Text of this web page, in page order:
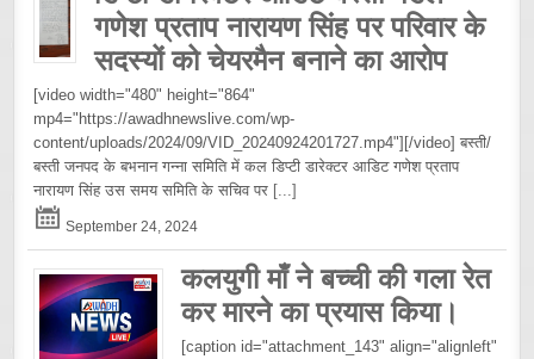
गणेश प्रताप नारायण सिंह पर परिवार के
सदस्यों को चेयरमैन बनाने का आरोप
[video width="480" height="864"
mp4="https://awadhnewslive.com/wp-
content/uploads/2024/09/VID_20240924201727.mp4"][/video] बस्ती/
बस्ती जनपद के बभनान गन्ना समिति में कल डिप्टी डारेक्टर आडिट गणेश प्रताप
नारायण सिंह उस समय समिति के सचिव पर [...]
September 24, 2024
कलयुगी माँ ने बच्ची की गला रेत
कर मारने का प्रयास किया।
[caption id="attachment_143" align="alignleft"